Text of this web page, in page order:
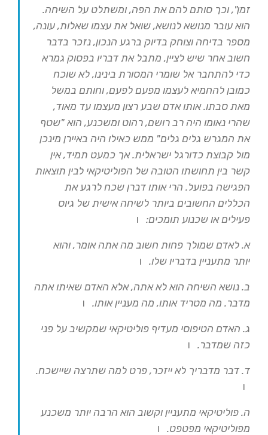
זמן", וכך סותם להם את הפה, ומשתלט על השיחה.
הוא עובר מנושא לנושא, שואל את עצמו שאלות, עונה,
מספר בדיחה וצוחק בדיוק ברגע הנכון, נזכר בדבר
חשוב אחר שיש לציין, מתבל את דבריו בפסוק גמרא
כדי להתחבר אל שומרי המסורת בינינו, לא שוכח
כמובן להחמיא לעצמו מפעם לפעם, וחותם במשל
מאת סבתו. אותו אדם שבע רצון מעצמו עד מאוד,
שהרי נאומו היה רב רושם, רהוט ומשכנע, הוא "שטף
את המגרש גלים גלים" ממש כאילו היה באיירן מינכן
מול קבוצת כדורגל ישראלית. אך כמעט תמיד, אין
קשר בין תחושתו הטובה של הפוליטיקאי לבין תוצאות
הפגישה בפועל. הרי אותו דברן שכח לרגע את
הכללים החשובים ביותר לשיחה אישית של גיוס
פעילים או שכנוע תומכים: ו
יותר מתעניין בדבריו שלו. ו
מדבר. מה מטריד אותו, מה מעניין אותו. ו
כזה שמדבר. ו
ו
מפוליטיקאי מפטפט. ו